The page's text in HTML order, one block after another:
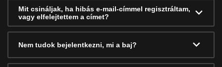
Mit csináljak, ha hibás e-mail-címmel regisztráltam,
vagy elfelejtettem a címet?
Nem tudok bejelentkezni, mi a baj?